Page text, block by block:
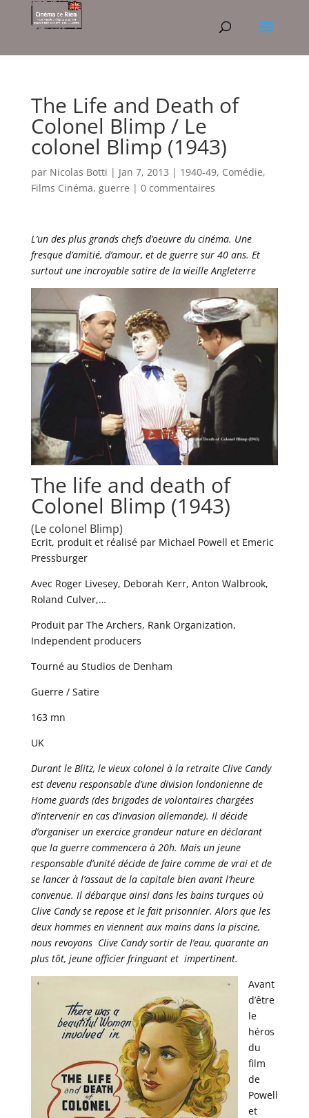
The Life and Death of
Colonel Blimp / Le
colonel Blimp (1943)
par Nicolas Botti | Jan 7, 2013 | 1940-49, Comédie,
Films Cinéma, guerre | 0 commentaires
L’un des plus grands chefs d’oeuvre du cinéma. Une
fresque d’amitié, d’amour, et de guerre sur 40 ans. Et
surtout une incroyable satire de la vieille Angleterre
The life and death of
Colonel Blimp (1943)
(Le colonel Blimp)
Ecrit, produit et réalisé par Michael Powell et Emeric
Pressburger
Avec Roger Livesey, Deborah Kerr, Anton Walbrook,
Roland Culver,…
Produit par The Archers, Rank Organization,
Independent producers
Tourné au Studios de Denham
Guerre / Satire
163 mn
UK
Durant le Blitz, le vieux colonel à la retraite Clive Candy
est devenu responsable d’une division londonienne de
Home guards (des brigades de volontaires chargées
d’intervenir en cas d’invasion allemande). Il décide
d’organiser un exercice grandeur nature en déclarant
que la guerre commencera à 20h. Mais un jeune
responsable d’unité décide de faire comme de vrai et de
se lancer à l’assaut de la capitale bien avant l’heure
convenue. Il débarque ainsi dans les bains turques où
Clive Candy se repose et le fait prisonnier. Alors que les
deux hommes en viennent aux mains dans la piscine,
nous revoyons Clive Candy sortir de l’eau, quarante an
plus tôt, jeune officier fringuant et impertinent.
Avant
d’être
le
héros
du
film
de
Powell
et